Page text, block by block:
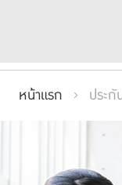
หน้าแรก ประกั